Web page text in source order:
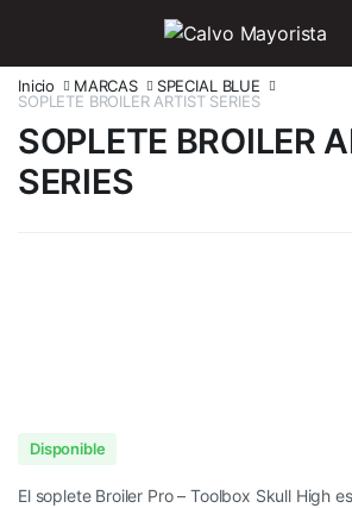
Inicio MARCAS
SPECIAL BLUE
SOPLETE BROILER ARTIST SERIES
SOPLETE BROILER
SERIES
Disponible
El soplete Broiler Pro – Toolbox Skull High